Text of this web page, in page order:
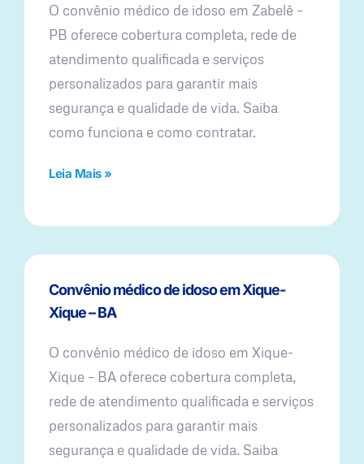
O convênio médico de idoso em Zabelê –
PB oferece cobertura completa, rede de
atendimento qualificada e serviços
personalizados para garantir mais
segurança e qualidade de vida. Saiba
como funciona e como contratar.
Leia Mais »
Convênio médico de idoso em Xique-
Xique – BA
O convênio médico de idoso em Xique-
Xique – BA oferece cobertura completa,
rede de atendimento qualificada e serviços
personalizados para garantir mais
segurança e qualidade de vida. Saiba